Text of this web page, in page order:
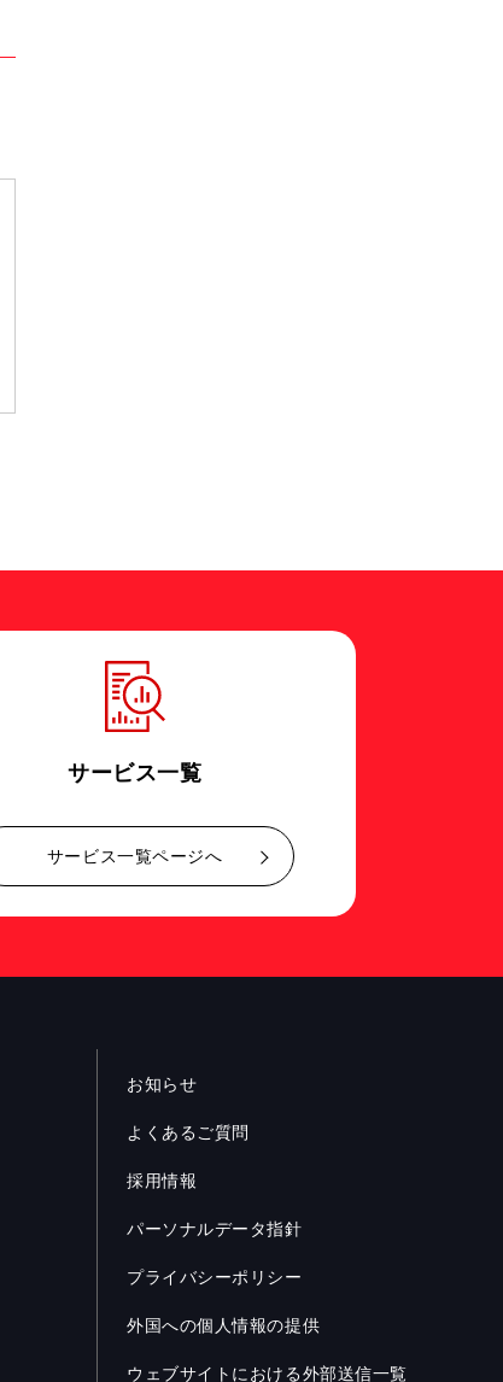
サービス一覧
サービス一覧ページへ
お知らせ
よくあるご質問
採用情報
パーソナルデータ指針
プライバシーポリシー
外国への個人情報の提供
ウェブサイトにおける外部送信一覧